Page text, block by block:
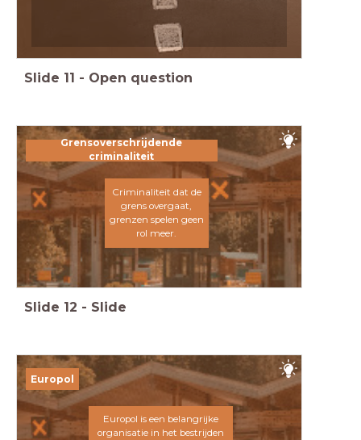
Slide 11 - Open question
Grensoverschrijdende
criminaliteit
Criminaliteit dat de
grens overgaat,
grenzen spelen geen
rol meer.
Slide 12 - Slide
Europol
Europol is een belangrijke
organisatie in het bestrijden